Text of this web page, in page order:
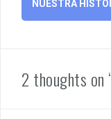
NUESTRA
2 thoughts on